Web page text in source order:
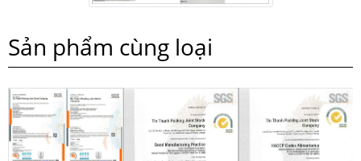
Sản phẩm cùng loại